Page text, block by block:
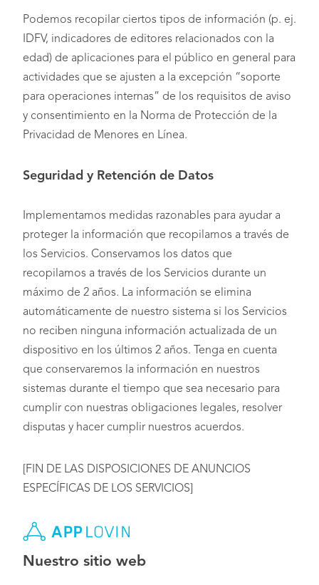
Podemos recopilar ciertos tipos de información (p. ej.
IDFV, indicadores de editores relacionados con la
edad) de aplicaciones para el público en general para
actividades que se ajusten a la excepción “soporte
para operaciones internas” de los requisitos de aviso
y consentimiento en la Norma de Protección de la
Privacidad de Menores en Línea.
Seguridad y Retención de Datos
Implementamos medidas razonables para ayudar a
proteger la información que recopilamos a través de
los Servicios. Conservamos los datos que
recopilamos a través de los Servicios durante un
máximo de 2 años. La información se elimina
automáticamente de nuestro sistema si los Servicios
no reciben ninguna información actualizada de un
dispositivo en los últimos 2 años. Tenga en cuenta
que conservaremos la información en nuestros
sistemas durante el tiempo que sea necesario para
cumplir con nuestras obligaciones legales, resolver
disputas y hacer cumplir nuestros acuerdos.
[FIN DE LAS DISPOSICIONES DE ANUNCIOS
ESPECÍFICAS DE LOS SERVICIOS]
Nuestro sitio web